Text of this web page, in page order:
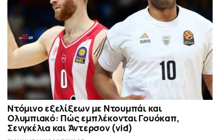
Ντόμινο εξελίξεων με Ντουμπάι και
Ολυμπιακό: Πώς εμπλέκονται Γουόκαπ,
Σενγκέλια και Άντερσον (vid)